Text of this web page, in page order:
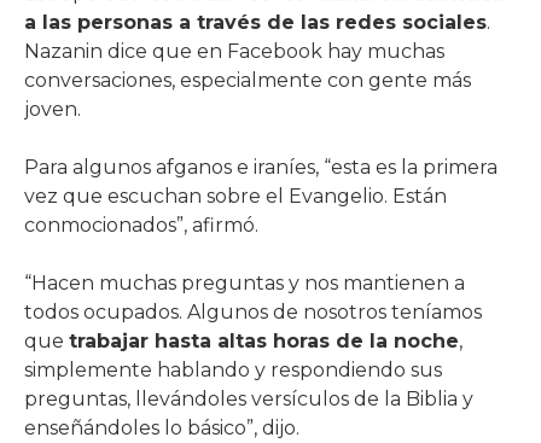
a las personas a través de las redes sociales.
Nazanin dice que en Facebook hay muchas
conversaciones, especialmente con gente más
joven.
Para algunos afganos e iraníes, “esta es la primera
vez que escuchan sobre el Evangelio. Están
conmocionados”, afirmó.
“Hacen muchas preguntas y nos mantienen a
todos ocupados. Algunos de nosotros teníamos
que trabajar hasta altas horas de la noche,
simplemente hablando y respondiendo sus
preguntas, llevándoles versículos de la Biblia y
enseñándoles lo básico”, dijo.